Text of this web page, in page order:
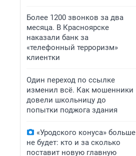
Более 1200 звонков за два
месяца. В Красноярске
наказали банк за
«телефонный терроризм»
клиентки
Один переход по ссылке
изменил всё. Как мошенники
довели школьницу до
попытки поджога здания
«Уродского конуса» больше
не будет: кто и за сколько
поставит новую главную